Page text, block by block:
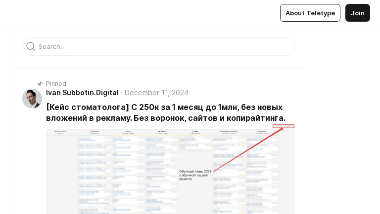
About Teletype Join
Pinned
Ivan Subbotin.Digital December 11, 2024
[Кейс стоматолога] C 250к за 1 месяц до 1млн, без новых
вложений в рекламу. Без воронок, сайтов и копирайтинга.